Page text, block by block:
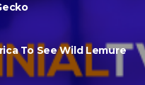
To See Wild Lemure